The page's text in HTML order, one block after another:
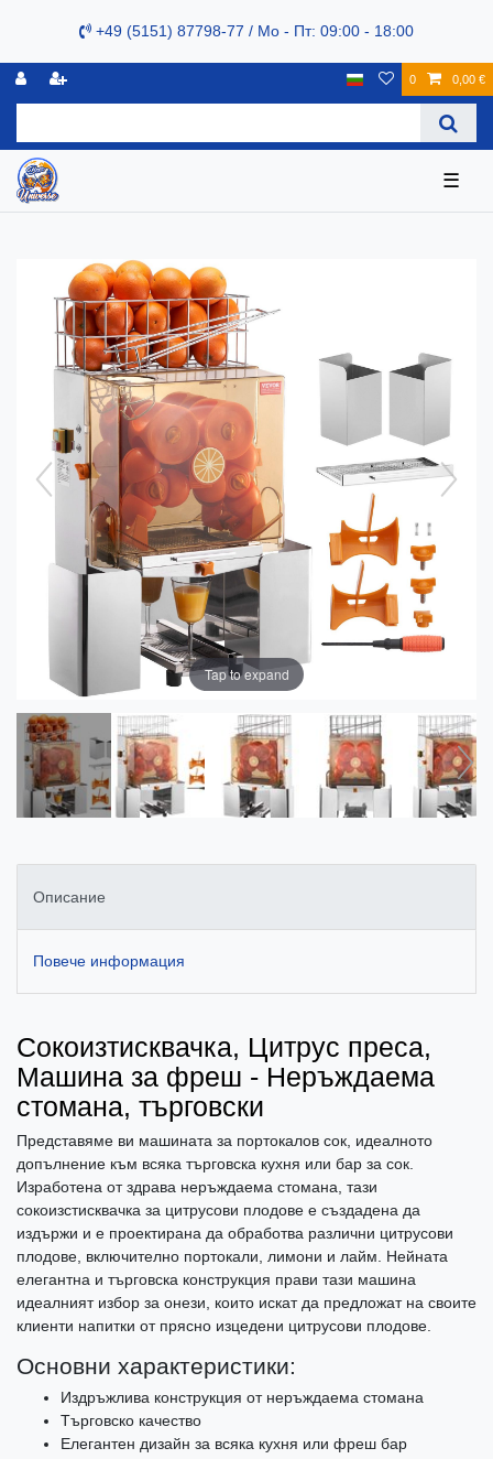
+49 (5151) 87798-77 / Mo - Пт: 09:00 - 18:00
0 0,00 €
☰
Tap to expand
Описание
Повече информация
Сокоизтисквачка, Цитрус преса,
Машина за фреш - Неръждаема
стомана, търговски
Представяме ви машината за портокалов сок, идеалното
допълнение към всяка търговска кухня или бар за сок.
Изработена от здрава неръждаема стомана, тази
сокоизстисквачка за цитрусови плодове е създадена да
издържи и е проектирана да обработва различни цитрусови
плодове, включително портокали, лимони и лайм. Нейната
елегантна и търговска конструкция прави тази машина
идеалният избор за онези, които искат да предложат на своите
клиенти напитки от прясно изцедени цитрусови плодове.
Основни характеристики:
Издръжлива конструкция от неръждаема стомана
Търговско качество
Елегантен дизайн за всяка кухня или фреш бар